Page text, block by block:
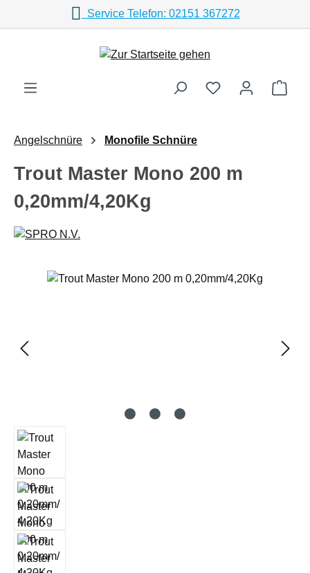
Zum Hauptinhalt springenService Telefon: 02151 367272
Angelschnüre Monofile Schnüre
Trout Master Mono 200 m
0,20mm/4,20Kg
Bildergalerie überspringen